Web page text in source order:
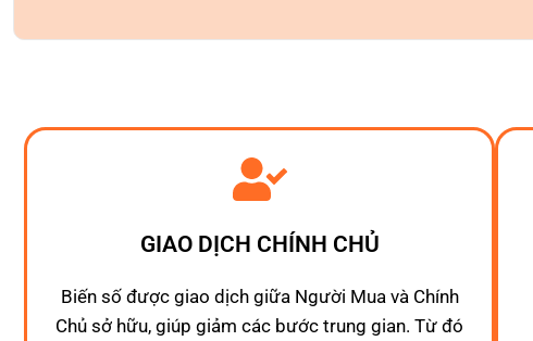
GIAO DỊCH CHÍNH CHỦ
Biến số được giao dịch giữa Người Mua và Chính
Chủ sở hữu, giúp giảm các bước trung gian. Từ đó